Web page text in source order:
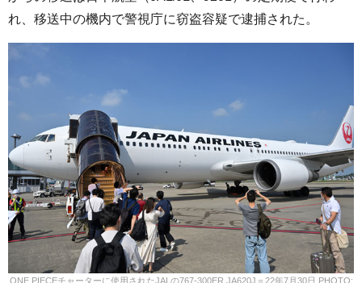
れ、移送中の機内で警視庁に窃盗容疑で逮捕された。
ONE PIECEチャーターに使用されたJALの767-300ER JA620J＝22年7月30日 PHOTO: